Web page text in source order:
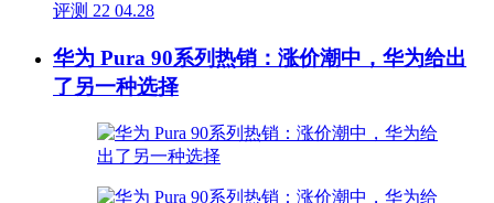
评测 22 04.28
华为 Pura 90系列热销：涨价潮中，华为给出
了另一种选择